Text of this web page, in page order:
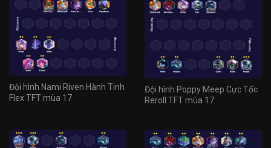
Đội hình Nami Riven Hành Tinh
Flex TFT mùa 17
Đội hình Poppy Meep Cực Tốc
Reroll TFT mùa 17